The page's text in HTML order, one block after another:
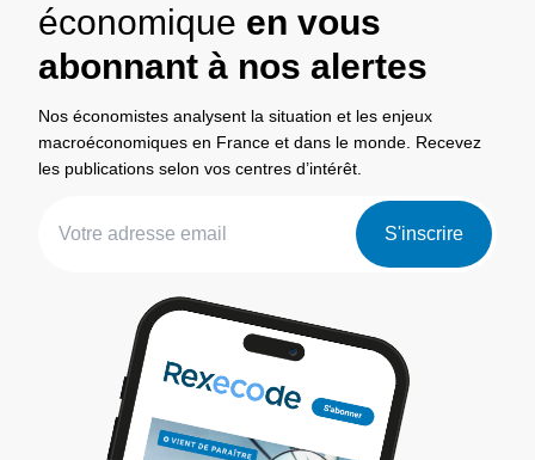
économique en vous
abonnant à nos alertes
Nos économistes analysent la situation et les enjeux
macroéconomiques en France et dans le monde. Recevez
les publications selon vos centres d’intérêt.
S'inscrire